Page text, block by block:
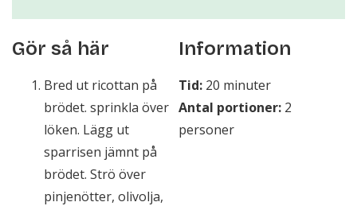
Gör så här
Bred ut ricottan på
brödet. sprinkla över
löken. Lägg ut
sparrisen jämnt på
brödet. Strö över
pinjenötter, olivolja,
Information
Tid: 20 minuter
Antal portioner: 2
personer